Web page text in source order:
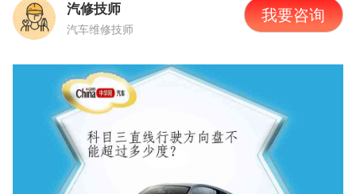
汽修技师
汽车维修技师
我要咨询